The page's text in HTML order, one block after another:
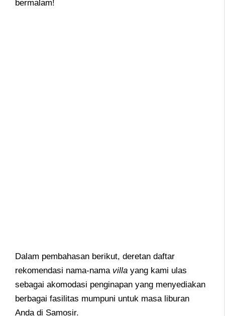
bermalam!
Dalam pembahasan berikut, deretan daftar
rekomendasi nama-nama villa yang kami ulas
sebagai akomodasi penginapan yang menyediakan
berbagai fasilitas mumpuni untuk masa liburan
Anda di Samosir.